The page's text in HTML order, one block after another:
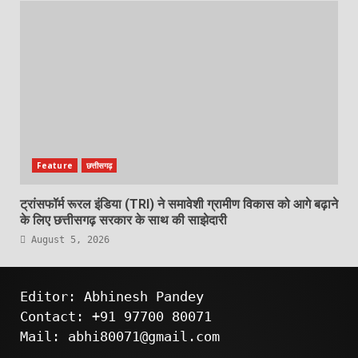
Feature छत्तीसगढ़
ट्रांसफॉर्म रूरल इंडिया (TRI) ने समावेशी ग्रामीण विकास को आगे बढ़ाने
के लिए छत्तीसगढ़ सरकार के साथ की साझेदारी
August 5, 2026
Editor: Abhinesh Pandey
Contact: +91 97700 80071
Mail: abhi80071@gmail.com